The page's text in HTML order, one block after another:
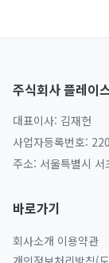
주식회사 플레이
대표이사: 김재헌
사업자등록번호:
주소: 서울특별시
바로가기
회사소개 이용약관